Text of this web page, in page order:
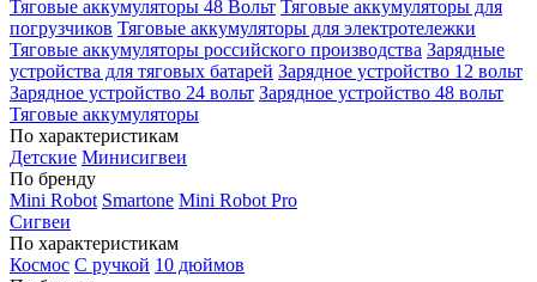
Тяговые аккумуляторы 48 Вольт Тяговые аккумуляторы для
погрузчиков Тяговые аккумуляторы для электротележки
Тяговые аккумуляторы российского производства Зарядные
устройства для тяговых батарей Зарядное устройство 12 вольт
Зарядное устройство 24 вольт Зарядное устройство 48 вольт
Тяговые аккумуляторы
По характеристикам
Детские Минисигвеи
По бренду
Mini Robot Smartone Mini Robot Pro
Сигвеи
По характеристикам
Космос С ручкой 10 дюймов